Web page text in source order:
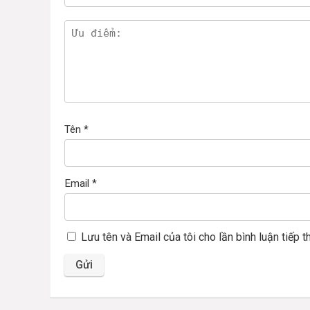
Tên *
Email *
Lưu tên và Email của tôi cho lần bình luận tiếp